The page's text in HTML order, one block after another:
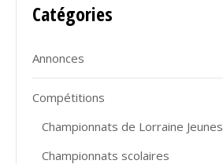
Catégories
Annonces
Compétitions
Championnats de Lorraine Jeunes
Championnats scolaires